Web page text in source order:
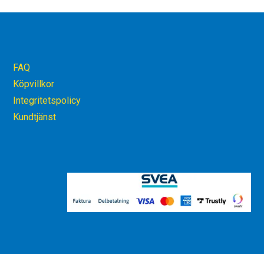
FAQ
Köpvillkor
Integritetspolicy
Kundtjänst